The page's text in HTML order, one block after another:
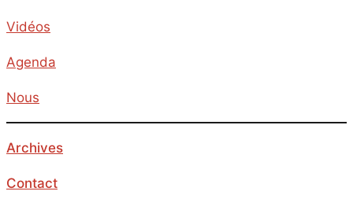
Vidéos
Agenda
Nous
Archives
Contact